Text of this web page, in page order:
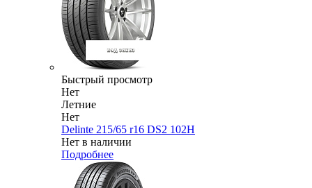
Быстрый просмотр
Нет
Летние
Нет
Delinte 215/65 r16 DS2 102H
Нет в наличии
Подробнее